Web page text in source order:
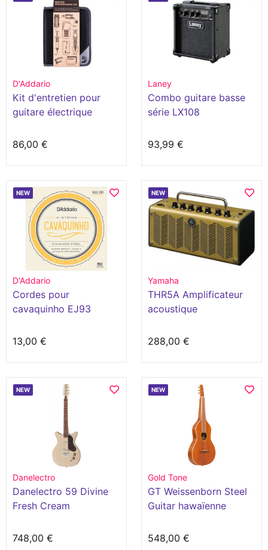
D'Addario
Kit d'entretien pour
guitare électrique
86,00 €
Laney
Combo guitare basse
série LX108
93,99 €
NEW
D'Addario
Cordes pour
cavaquinho EJ93
13,00 €
NEW
Yamaha
THR5A Amplificateur
acoustique
288,00 €
NEW
Danelectro
Danelectro 59 Divine
Fresh Cream
748,00 €
NEW
Gold Tone
GT Weissenborn Steel
Guitar hawaïenne
548,00 €